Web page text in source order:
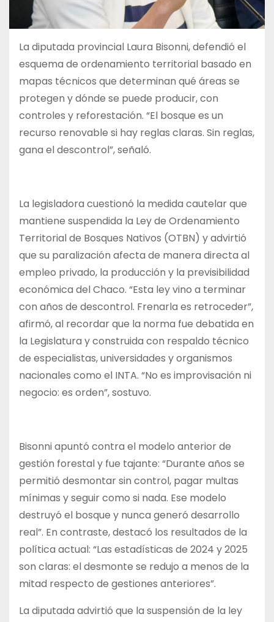
La diputada provincial Laura Bisonni, defendió el
esquema de ordenamiento territorial basado en
mapas técnicos que determinan qué áreas se
protegen y dónde se puede producir, con
controles y reforestación. “El bosque es un
recurso renovable si hay reglas claras. Sin reglas,
gana el descontrol”, señaló.
La legisladora cuestionó la medida cautelar que
mantiene suspendida la Ley de Ordenamiento
Territorial de Bosques Nativos (OTBN) y advirtió
que su paralización afecta de manera directa al
empleo privado, la producción y la previsibilidad
económica del Chaco. “Esta ley vino a terminar
con años de descontrol. Frenarla es retroceder”,
afirmó, al recordar que la norma fue debatida en
la Legislatura y construida con respaldo técnico
de especialistas, universidades y organismos
nacionales como el INTA. “No es improvisación ni
negocio: es orden”, sostuvo.
Bisonni apuntó contra el modelo anterior de
gestión forestal y fue tajante: “Durante años se
permitió desmontar sin control, pagar multas
mínimas y seguir como si nada. Ese modelo
destruyó el bosque y nunca generó desarrollo
real”. En contraste, destacó los resultados de la
política actual: “Las estadísticas de 2024 y 2025
son claras: el desmonte se redujo a menos de la
mitad respecto de gestiones anteriores”.
La diputada advirtió que la suspensión de la ley